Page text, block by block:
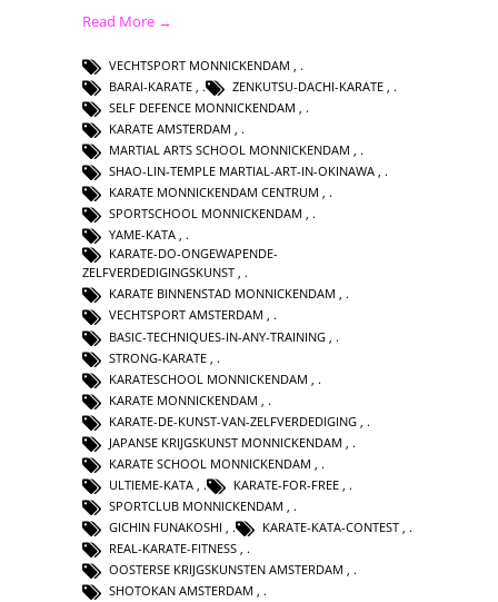
Read More →
VECHTSPORT MONNICKENDAM
BARAI-KARATE
ZENKUTSU-DACHI-KARATE
SELF DEFENCE MONNICKENDAM
KARATE AMSTERDAM
MARTIAL ARTS SCHOOL MONNICKENDAM ,
SHAO-LIN-TEMPLE MARTIAL-ART-IN-OKINAWA ,
KARATE MONNICKENDAM CENTRUM ,
SPORTSCHOOL MONNICKENDAM ,
YAME-KATA ,
KARATE-DO-ONGEWAPENDE-
ZELFVERDEDIGINGSKUNST ,
KARATE BINNENSTAD MONNICKENDAM ,
VECHTSPORT AMSTERDAM ,
BASIC-TECHNIQUES-IN-ANY-TRAINING
STRONG-KARATE
KARATESCHOOL MONNICKENDAM
KARATE MONNICKENDAM
KARATE-DE-KUNST-VAN-ZELFVERDEDIGING
JAPANSE KRIJGSKUNST MONNICKENDAM
KARATE SCHOOL MONNICKENDAM
ULTIEME-KATA
KARATE-FOR-FREE
SPORTCLUB MONNICKENDAM ,
GICHIN FUNAKOSHI , KARATE-KATA-CONTEST ,
REAL-KARATE-FITNESS ,
OOSTERSE KRIJGSKUNSTEN AMSTERDAM ,
SHOTOKAN AMSTERDAM ,